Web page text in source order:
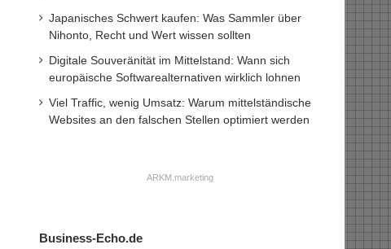
Japanisches Schwert kaufen: Was Sammler über
Nihonto, Recht und Wert wissen sollten
Digitale Souveränität im Mittelstand: Wann sich
europäische Softwarealternativen wirklich lohnen
Viel Traffic, wenig Umsatz: Warum mittelständische
Websites an den falschen Stellen optimiert werden
ARKM.marketing
Business-Echo.de